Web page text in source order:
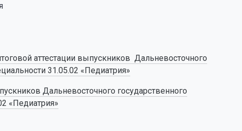
аттестации выпускников Дальневосточного
31.05.02 «Педиатрия»
Дальневосточного государственного
«Педиатрия»